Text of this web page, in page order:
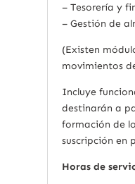
– Tesorería y
– Gestión de
(Existen
movimientos
Incluye
destinarán a
formación de
suscripción en
Horas de